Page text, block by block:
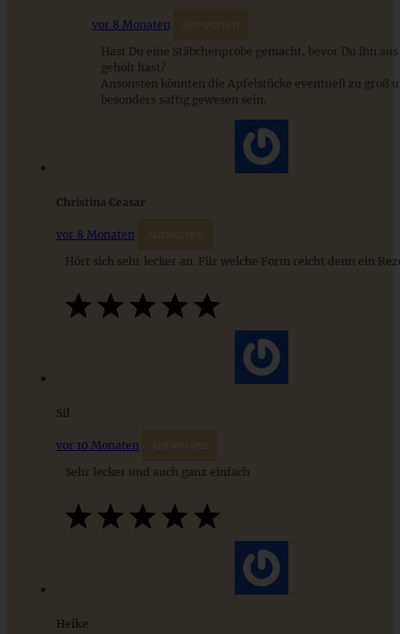
Stracciatella-Quarkcreme mit Kirschgrütze - einfaches
vor 8 Monaten Antworten
Hast Du eine Stäbchenprobe gemacht, bevor Du ihn
geholt hast?
Ansonsten könnten die Apfelstücke eventuell zu groß
besonders saftig gewesen sein.
Christina Ceasar
vor 8 Monaten Antworten
Hört sich sehr lecker an. Für welche Form reicht denn ein
Sil
vor 10 Monaten Antworten
Sehr lecker und auch ganz einfach
Heike